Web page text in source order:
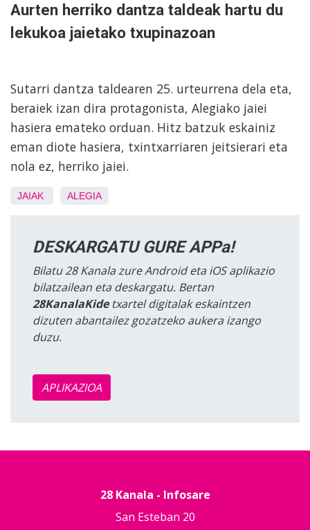
Aurten herriko dantza taldeak hartu du
lekukoa jaietako txupinazoan
Sutarri dantza taldearen 25. urteurrena dela eta,
beraiek izan dira protagonista, Alegiako jaiei
hasiera emateko orduan. Hitz batzuk eskainiz
eman diote hasiera, txintxarriaren jeitsierari eta
nola ez, herriko jaiei.
JAIAK ALEGIA
DESKARGATU GURE APPa!
Bilatu 28 Kanala zure Android eta iOS aplikazio
bilatzailean eta deskargatu. Bertan
28KanalaKidetxartel digitalak eskaintzen
dizuten abantailez gozatzeko aukera izango
duzu.
APLIKAZIOA
28 Kanala - Infosare
San Esteban 20